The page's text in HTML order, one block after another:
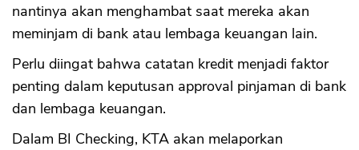
nantinya akan menghambat saat mereka akan
meminjam di bank atau lembaga keuangan lain.
Perlu diingat bahwa catatan kredit menjadi faktor
penting dalam keputusan approval pinjaman di bank
dan lembaga keuangan.
Dalam BI Checking, KTA akan melaporkan